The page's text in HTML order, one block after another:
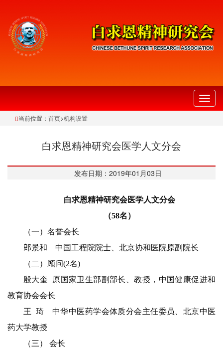
切
换
当前位置： 首页>机构设置
白求恩精神研究会医学人文分会
发布日期：2019年01月03日
白求恩精神研究会医学人文分会
（58名）
（一）名誉会长
郎景和 中国工程院院士、北京协和医院原副院长
（二）顾问(2名)
殷大奎 原国家卫生部副部长、教授，中国健康促进和
教育协会会长
王 琦 中华中医药学会体质分会主任委员、北京中医
药大学教授
（三） 会长